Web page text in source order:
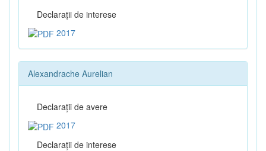
Declaraţii de interese
2017
Alexandrache Aurelian
Declaraţii de avere
2017
Declaraţii de interese